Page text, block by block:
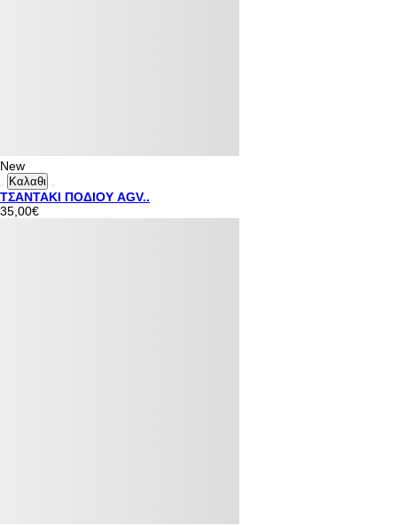
New
Καλαθι
ΤΣΑΝΤΑΚΙ ΠΟΔΙΟΥ AGV..
35,00€